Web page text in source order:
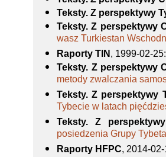
Teksty. Z perspektywy
Teksty. Z perspektywy
wasz Turkiestan
Raporty TIN, 1999-02-25:
Teksty. Z perspektywy
metody zwalczania
Teksty. Z perspektywy
Tybecie w latach
Teksty. Z
posiedzenia Grupy
Raporty HFPC, 2014-